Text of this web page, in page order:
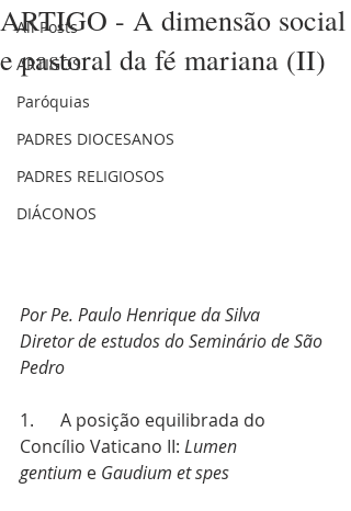
All Posts
ARTIGOS
Paróquias
PADRES DIOCESANOS
PADRES RELIGIOSOS
DIÁCONOS
ARTIGO - A dimensão social
e pastoral da fé mariana (II)
Por Pe. Paulo Henrique da Silva
Diretor de estudos do Seminário de São
Pedro
1.      A posição equilibrada do
Concílio Vaticano II: Lumen
gentium e Gaudium et spes